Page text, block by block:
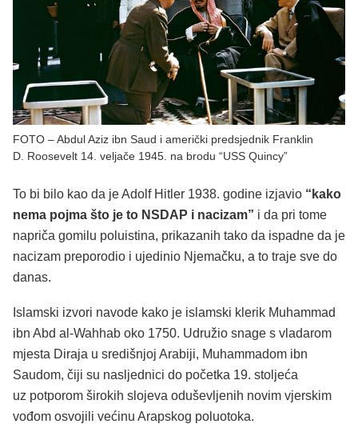
FOTO – Abdul Aziz ibn Saud i američki predsjednik Franklin
D. Roosevelt 14. veljače 1945. na brodu “USS Quincy”
To bi bilo kao da je Adolf Hitler 1938. godine izjavio “kako
nema pojma što je to NSDAP i nacizam” i da pri tome
napriča gomilu poluistina, prikazanih tako da ispadne da je
nacizam preporodio i ujedinio Njemačku, a to traje sve do
danas.
Islamski izvori navode kako je islamski klerik Muhammad
ibn Abd al-Wahhab oko 1750. Udružio snage s vladarom
mjesta Diraja u središnjoj Arabiji, Muhammadom ibn
Saudom, čiji su nasljednici do početka 19. stoljeća
uz potporom širokih slojeva oduševljenih novim vjerskim
vođom osvojili većinu Arapskog poluotoka.